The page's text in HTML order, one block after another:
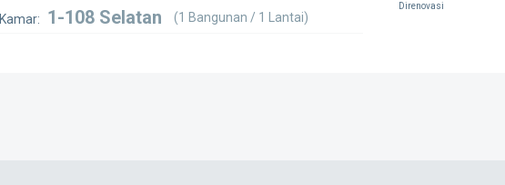
Kamar: 1-108 Selatan (1 Bangunan / 1 Lantai)
Direnovasi